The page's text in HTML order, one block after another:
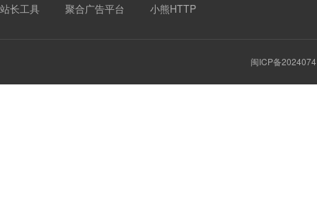
站长工具 聚合广告平台 小熊HTTP
闽ICP备